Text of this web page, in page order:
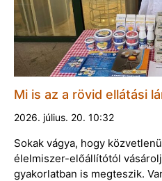
Mi is az a rövid ellátási
2026. július. 20. 10:32
Sokak vágya, hogy
élelmiszer-előállítótól
gyakorlatban is megteszik.